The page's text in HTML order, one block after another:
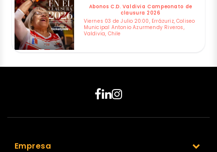
Abonos C.D. Valdivia Campeonato de
clausura 2026
Viernes 03 de Julio 20:00, Errázuriz, Coliseo
Municipal Antonio Azurmendy Riveros,
Valdivia, Chile
Empresa